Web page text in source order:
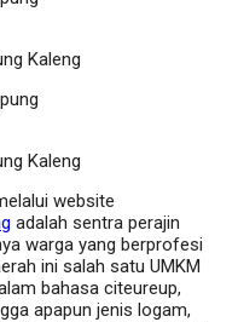
Kaleng
Kaleng
website
adalah sentra perajin
warga yang berprofesi
ini salah satu UMKM
bahasa citeureup,
apapun jenis logam,